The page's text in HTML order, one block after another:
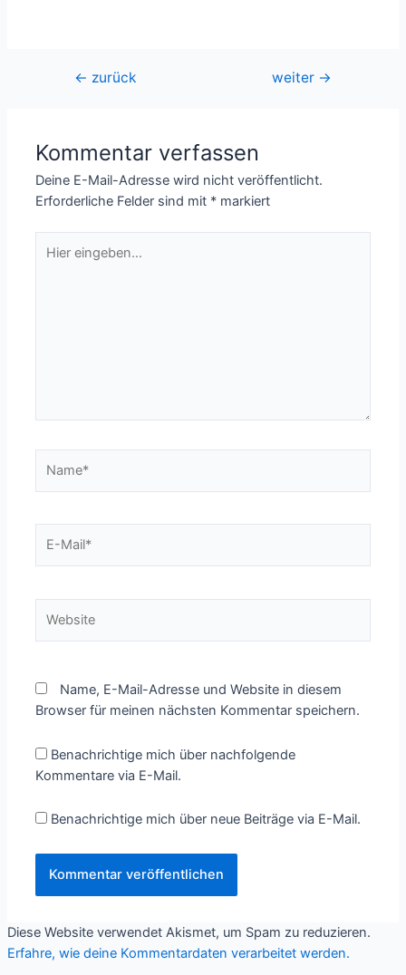
Beitragsnavigation
← zurück weiter →
Kommentar verfassen
Deine E-Mail-Adresse wird nicht veröffentlicht.
Erforderliche Felder sind mit * markiert
eingeben…
Mail*
Name, E-Mail-Adresse und Website in diesem
Browser für meinen nächsten Kommentar speichern.
Benachrichtige mich über nachfolgende
Kommentare via E-Mail.
Benachrichtige mich über neue Beiträge via E-Mail.
Diese Website verwendet Akismet, um Spam zu reduzieren.
Erfahre, wie deine Kommentardaten verarbeitet werden.